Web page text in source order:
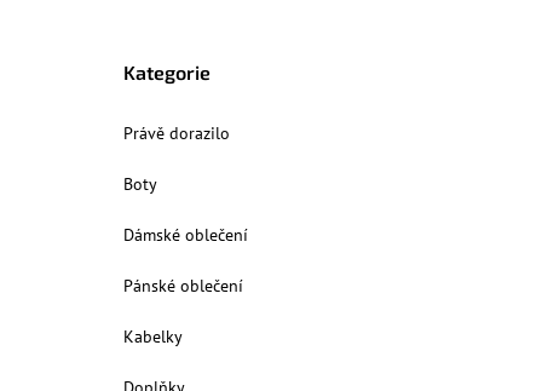
Kategorie
Právě dorazilo
Boty
Dámské oblečení
Pánské oblečení
Kabelky